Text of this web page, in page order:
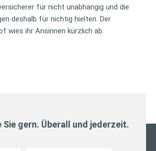
für nicht unabhängig und die
deshalb für nichtig hielten. Der
wies ihr Ansinnen kürzlich ab.
Sie gern. Überall und jederzeit.